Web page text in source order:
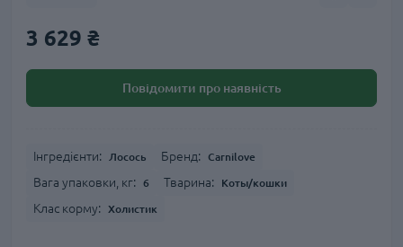
3 629 ₴
Повідомити про наявність
Інгредієнти: Лосось Бренд: Carnilove
Вага упаковки, кг: 6 Тварина: Коты/кошки
Клас корму: Холистик